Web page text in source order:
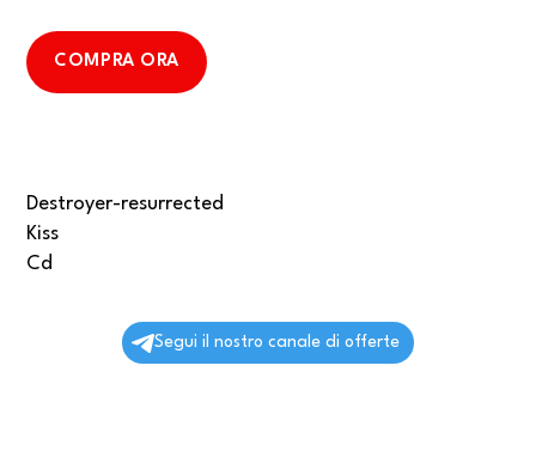
COMPRA ORA
Destroyer-resurrected
Kiss
Cd
Segui il nostro canale di offerte